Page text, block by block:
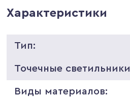
Характеристики
Тип:
Точечные светильники
Виды материалов: